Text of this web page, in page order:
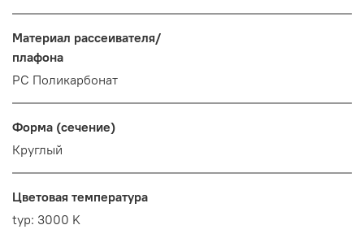
Материал рассеивателя/
плафона
PC Поликарбонат
Форма (сечение)
Круглый
Цветовая температура
typ: 3000 K